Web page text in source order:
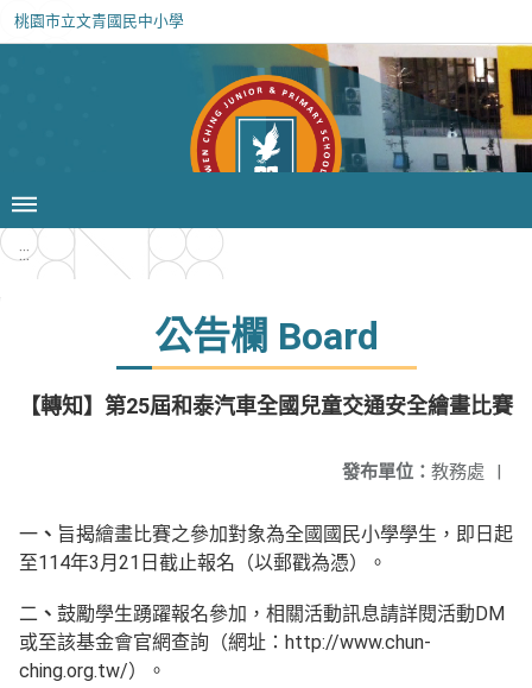
桃園市立文青國民中小學
:::
公告欄 Board
【轉知】第25屆和泰汽車全國兒童交通安全繪畫比賽
發布單位： 教務處 |
一 、 旨揭繪畫比賽之參加對象為全國國民小學學生，即日起
至114年3月21日截止報名（以郵戳為憑）。
二 、 鼓勵學生踴躍報名參加，相關活動訊息請詳閱活動DM
或至該基金會官網查詢（網址：http://www.chun-
ching.org.tw/）。